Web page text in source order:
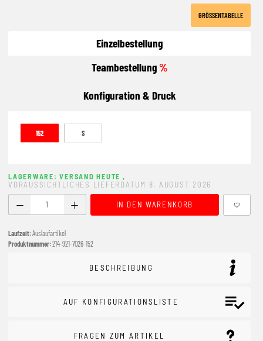
GRÖSSENTABELLE
Einzelbestellung
Teambestellung%
Konfiguration & Druck
152 S
LAGERWARE: VERSAND HEUTE
VORAUSSICHTLICHES LIEFERDATUM 8. AUGUST 2026
Produkt Anzahl: Gib den gewünschten Wert ein oder
IN DEN WARENKORB
Laufzeit:Auslaufartikel
Produktnummer:214-921-7026-152
BESCHREIBUNG
AUF KONFIGURATIONSLISTE
FRAGEN ZUM ARTIKEL